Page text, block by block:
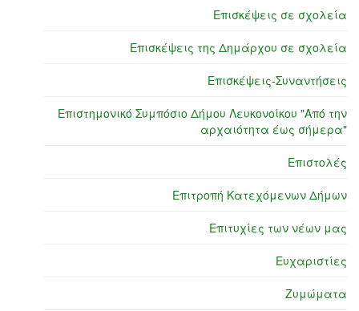
Επισκέψεις σε σχολεία
Επισκέψεις της Δημάρχου σε σχολεία
Επισκέψεις-Συναντήσεις
Επιστημονικό Συμπόσιο Δήμου Λευκονοίκου "Από την
αρχαιότητα έως σήμερα"
Επιστολές
Επιτροπή Κατεχόμενων Δήμων
Επιτυχίες των νέων μας
Ευχαριστίες
Ζυμώματα